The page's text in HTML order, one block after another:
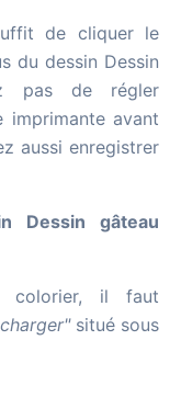
de cliquer le
du dessin Dessin
pas de régler
avant
aussi enregistrer
Dessin gâteau
colorier, il faut
situé sous